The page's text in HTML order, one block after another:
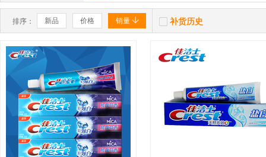
排序： 新品 价格 销量   补货历史